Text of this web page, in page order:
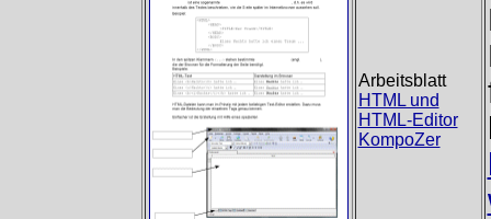
Arbeitsblatt
HTML und
HTML-Editor
KompoZer